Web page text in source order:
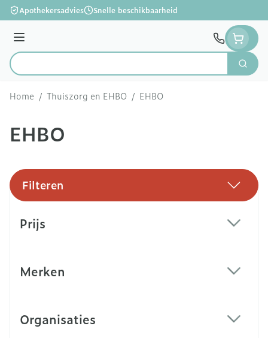
Ga naar de inhoud
Apothekersadvies Snelle beschikbaarheid
Menu
Product, merk, categorie...
Zoek
Home / Thuiszorg en EHBO / EHBO
EHBO
Filteren
Prijs
Merken
Organisaties